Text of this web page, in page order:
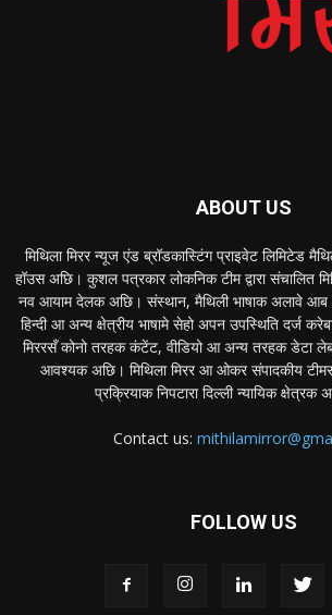
ABOUT US
मिथिला मिरर न्यूज एंड ब्रॉडकास्टिंग प्राइवेट लिमिटेड
हॉउस अछि। कुशल पत्रकार लोकनिक टीम द्वारा संचालित
नव आयाम देलक अछि। संस्थान, मैथिली भाषाक अलावे
हिन्दी आ अन्य क्षेत्रीय भाषामे सेहो अपन उपस्थिति दर्ज
मिररसँ कोनो तरहक कंटेंट, वीडियो आ अन्य तरहक डेटा
आवश्यक अछि। मिथिला मिरर आ ओकर संपादकीय
प्रक्रियाक निपटारा दिल्ली न्यायिक क्षेत्रक
Contact us:
FOLLOW US